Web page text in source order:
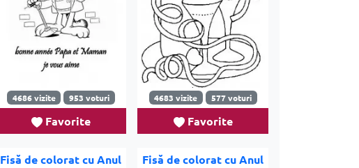
4686 vizite 953 voturi
Favorite
4683 vizite 577 voturi
Favorite
Fisă de colorat cu Anul
Fisă de colorat cu Anul